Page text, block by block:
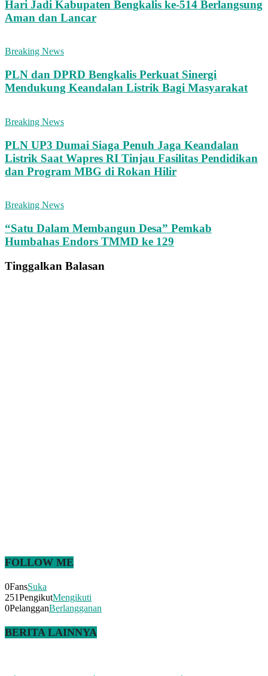
Hari Jadi Kabupaten Bengkalis ke-514 Berlangsung
Aman dan Lancar
Breaking News
PLN dan DPRD Bengkalis Perkuat Sinergi
Mendukung Keandalan Listrik Bagi Masyarakat
Breaking News
PLN UP3 Dumai Siaga Penuh Jaga Keandalan
Listrik Saat Wapres RI Tinjau Fasilitas Pendidikan
dan Program MBG di Rokan Hilir
Breaking News
“Satu Dalam Membangun Desa” Pemkab
Humbahas Endors TMMD ke 129
Tinggalkan Balasan
FOLLOW ME
0FansSuka
251PengikutMengikuti
0PelangganBerlangganan
BERITA LAINNYA